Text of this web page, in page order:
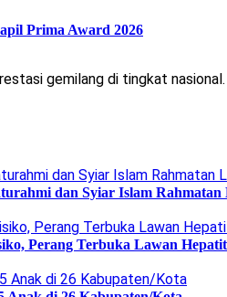
Prima Award 2026
gemilang di tingkat
dan Syiar Islam Rahmatan
Perang Terbuka Lawan